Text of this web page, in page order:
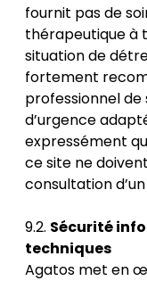
fournit pas de
thérapeutique à
situation de
fortement
professionnel de
d’urgence
expressément
ce site ne
consultation
9.2. Sécurité
techniques
Agatos met en